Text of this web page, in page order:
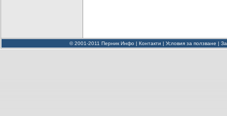
© 2001-2011 Перник Инфо | Контакти | Условия за ползване |